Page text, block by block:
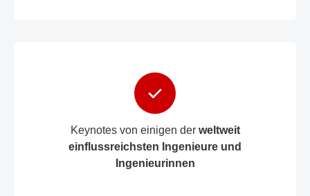
Keynotes von einigen der weltweit
einflussreichsten Ingenieure und
Ingenieurinnen